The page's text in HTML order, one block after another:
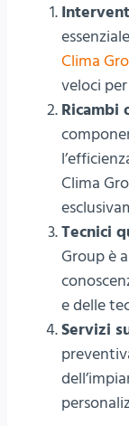
Clima
veloci
Ricambi
Clima
Tecnici
Group è
e delle
Servizi